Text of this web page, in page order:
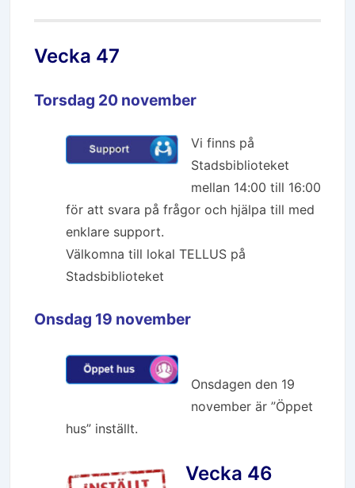
Vecka 47
Torsdag 20 november
Vi finns på
Stadsbiblioteket
mellan 14:00 till 16:00
för att svara på frågor och hjälpa till med
enklare support.
Välkomna till lokal TELLUS på
Stadsbiblioteket
Onsdag 19 november
Onsdagen den 19
november är ”Öppet
hus” inställt.
Vecka 46